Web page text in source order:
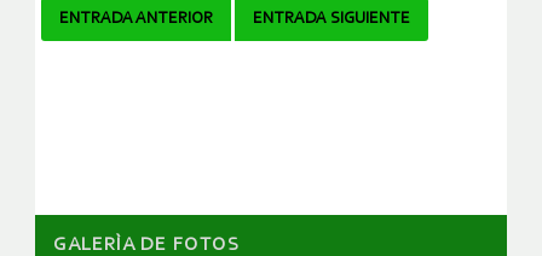
Navegador
ENTRADA ANTERIOR ENTRADA SIGUIENTE
GALERÌA DE FOTOS